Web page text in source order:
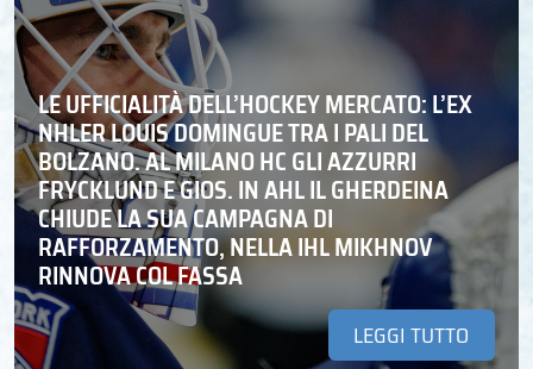
LE UFFICIALITÀ DELL’HOCKEY MERCATO: L’EX
NHLER LOUIS DOMINGUE TRA I PALI DEL
BOLZANO. AL MILANO HC GLI AZZURRI
FRYCKLUND E GIOS. IN AHL IL GHERDEINA
CHIUDE LA SUA CAMPAGNA DI
RAFFORZAMENTO, NELLA IHL MIKHNOV
RINNOVA COL FASSA
LEGGI TUTTO